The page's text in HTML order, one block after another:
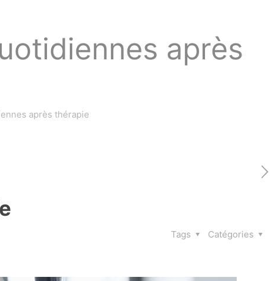
après
après thérapie
Catégories
Tags